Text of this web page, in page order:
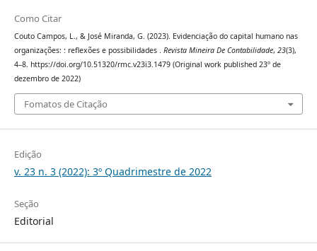
Como Citar
Couto Campos, L., & José Miranda, G. (2023). Evidenciação do capital humano nas
organizações: : reflexões e possibilidades . Revista Mineira De Contabilidade, 23(3),
4–8. https://doi.org/10.51320/rmc.v23i3.1479 (Original work published 23º de
dezembro de 2022)
Fomatos de Citação
Edição
v. 23 n. 3 (2022): 3º Quadrimestre de 2022
Seção
Editorial